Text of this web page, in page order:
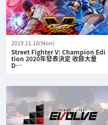
2019.11.18(Mon)
Street Fighter V: Champion Edi
tion 2020年發表決定 收錄大量
D…